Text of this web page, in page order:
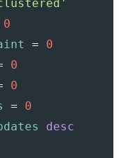
0
=
0
0
0
=
0
desc